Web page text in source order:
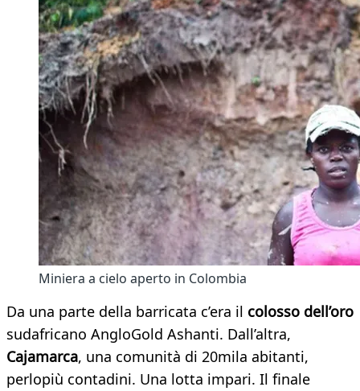
Miniera a cielo aperto in Colombia
Da una parte della barricata c’era il colosso dell’oro
sudafricano AngloGold Ashanti. Dall’altra,
Cajamarca, una comunità di 20mila abitanti,
perlopiù contadini. Una lotta impari. Il finale